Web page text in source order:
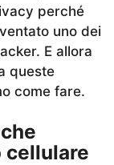
perché
uno dei
E allora
queste
come fare.
cellulare